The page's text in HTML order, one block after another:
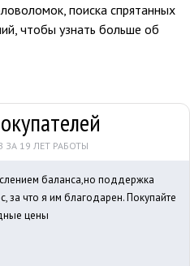
поиска спрятанных
чтобы узнать больше об
ЗА 19 ЛЕТ РАБОТЫ
баланса,но поддержка
за что я им благодарен. Покупайте
цены